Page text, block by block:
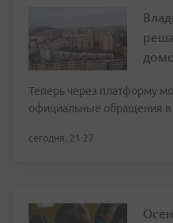
Теперь через платформу
официальные обращения
сегодня, 21:27